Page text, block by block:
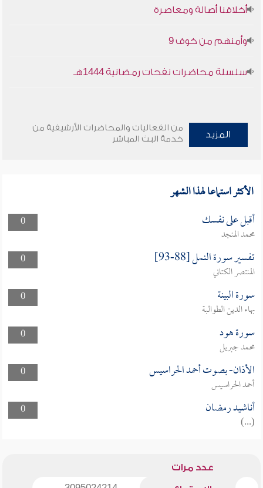
أخلاقنا أصالة ومعاصرة
وأمنهم من خوف 9
سلسلة محاضرات نفحات رمضانية 1444هـ
المزيد
من الفعاليات والمحاضرات الأرشيفية من
خدمة البث المباشر
الأكثر استماعا لهذا الشهر
0 أقبل على نفسك
محمد المنجد
0
تفسير سورة النمل [88-93]
المنتصر الكتاني
0
سورة البينة
بهاء الدين الطوالبة
0
سورة هود
محمد جبريل
0
الأذان- بصوت أحمد الحراسيس
أحمد الحراسيس
0
أناشيد رمضان
(...)
عدد مرات